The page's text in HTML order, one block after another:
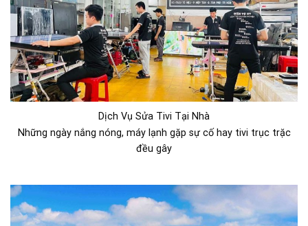
Dịch Vụ Sửa Tivi Tại Nhà
Những ngày nắng nóng, máy lạnh gặp sự cố hay tivi trục trặc
đều gây